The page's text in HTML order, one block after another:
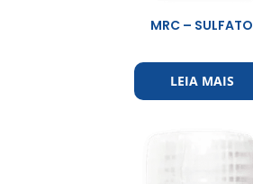
MRC – SULFATO
LEIA MAIS